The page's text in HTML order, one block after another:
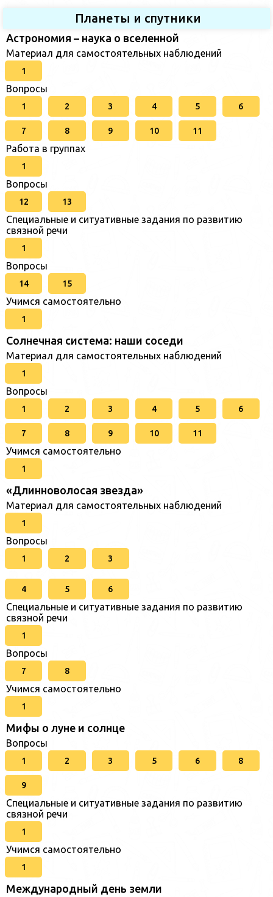
Планеты и спутники
Астрономия – наука о вселенной
Материал для самостоятельных наблюдений
1
Вопросы
1 2 3 4 5 6
7 8 9 10 11
Работа в группах
1
Вопросы
12 13
Специальные и ситуативные задания по развитию
связной речи
1
Вопросы
14 15
Учимся самостоятельно
1
Солнечная система: наши соседи
Материал для самостоятельных наблюдений
1
Вопросы
1 2 3 4 5 6
7 8 9 10 11
Учимся самостоятельно
1
«Длинноволосая звезда»
Материал для самостоятельных наблюдений
1
Вопросы
1 2 3
4 5 6
Специальные и ситуативные задания по развитию
связной речи
1
Вопросы
7 8
Учимся самостоятельно
1
Мифы о луне и солнце
Вопросы
1 2 3 5 6 8
9
Специальные и ситуативные задания по развитию
связной речи
1
Учимся самостоятельно
1
Международный день земли